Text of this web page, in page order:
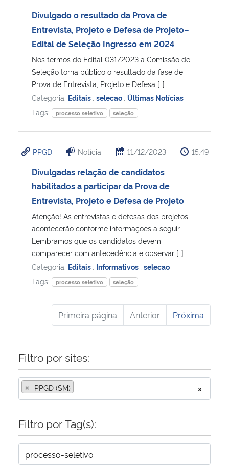
Divulgado o resultado da Prova de
Entrevista, Projeto e Defesa de Projeto–
Edital de Seleção Ingresso em 2024
Nos termos do Edital 031/2023 a Comissão de
Seleção torna público o resultado da fase de
Prova de Entrevista, Projeto e Defesa […]
Categoria: Editais selecao Últimas Notícias
Tags:
processo seletivo seleção
PPGD Notícia 11/12/2023 15:49
Divulgadas relação de candidatos
habilitados a participar da Prova de
Entrevista, Projeto e Defesa de Projeto
Atenção! As entrevistas e defesas dos projetos
acontecerão conforme informações a seguir.
Lembramos que os candidatos devem
comparecer com antecedência e observar […]
Categoria: Editais Informativos selecao
Tags:
processo seletivo seleção
Primeira página Anterior Próxima
Filtro por sites:
×
× PPGD (SM)
Filtro por Tag(s):